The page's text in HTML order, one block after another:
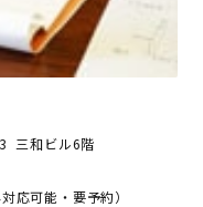
三和ビル6階
応可能・要予約）